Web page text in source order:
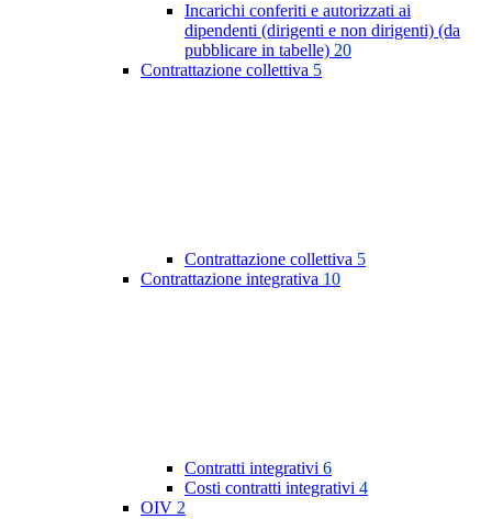
Incarichi conferiti e autorizzati ai
dipendenti (dirigenti e non dirigenti) (da
pubblicare in tabelle) 20
Contrattazione collettiva 5
Contrattazione collettiva 5
Contrattazione integrativa 10
Contratti integrativi 6
Costi contratti integrativi 4
OIV 2